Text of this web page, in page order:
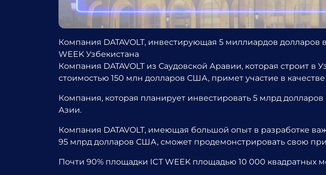
Компания DATAVOLT, инвестирующая 5 миллиардов
WEEK Узбекистана
Компания DATAVOLT из Саудовской Аравии, которая строит
стоимостью 150 млн долларов США, примет участие в
Компания, которая планирует инвестировать 5 млрд
Азии.
Компания DATAVOLT, имеющая большой опыт в разработке
95 млрд долларов США, сможет продемонстрировать свою
Почти 90% площадки ICT WEEK площадью 10 000 квадратных